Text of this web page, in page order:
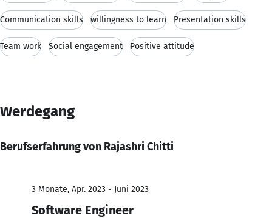
Communication skills willingness to learn Presentation skills
Team work Social engagement Positive attitude
Werdegang
Berufserfahrung von Rajashri Chitti
3 Monate, Apr. 2023 - Juni 2023
Software Engineer